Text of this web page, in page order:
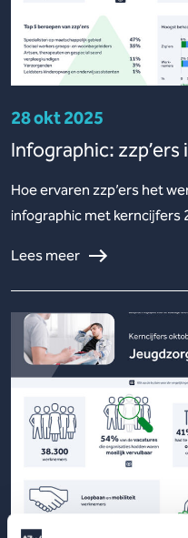
28 okt 2025
Infographic:
Hoe ervaren zzp’ers het
infographic met kerncijfers
Lees meer